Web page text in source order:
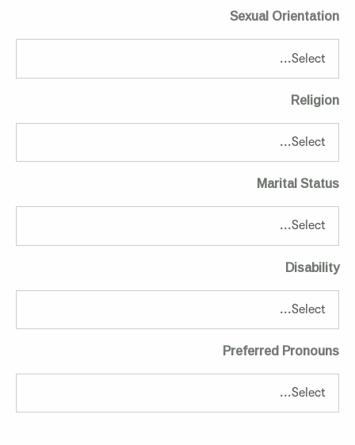
Sexual Orientation
Religion
Marital Status
Disability
Preferred Pronouns